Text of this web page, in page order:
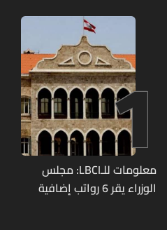
1
معلومات للـLBCI: مجلس
الوزراء يقر 6 رواتب إضافية